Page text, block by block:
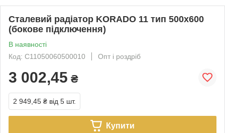
Сталевий радіатор KORADO 11 тип 500х600
(бокове підключення)
В наявності
Код: C11050060500010
Опт і роздріб
3 002,45 ₴
2 949,45 ₴ від 5 шт.
Купити